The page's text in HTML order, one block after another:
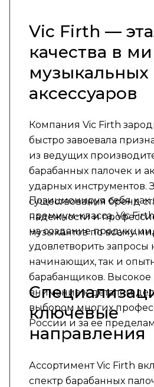
Vic Firth —
качества в
музыкальных
аксессуаров
Компания Vic Firth
быстро завоевала
из ведущих
барабанных палочек и
ударных инструментов.
существования бренд
надежности и
музыкантов по всему
Позиционируя себя как
премиум-класса, Vic
на создание
удовлетворить запросы
начинающих, так и
барабанщиков. Высокое
внимание к деталям
выбором многих
России и за ее
ключевые
направления
Ассортимент Vic Firth
спектр барабанных